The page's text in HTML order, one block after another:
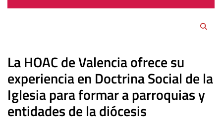
La HOAC de Valencia ofrece su
experiencia en Doctrina Social de la
Iglesia para formar a parroquias y
entidades de la diócesis